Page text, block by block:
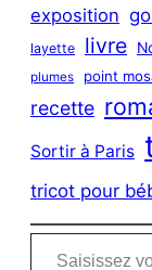
exposition
layette livre
plumes point
recette
Sortir à Paris
tricot pour
Saisissez votre adresse e-mail…